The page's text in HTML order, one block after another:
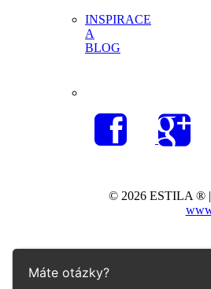
INSPIRACE
A
BLOG
© 2026 ESTILA ® |
Máte otázky?